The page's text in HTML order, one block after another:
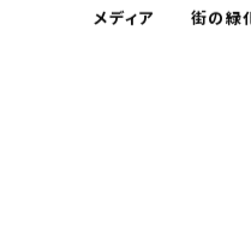
メディア 街の緑